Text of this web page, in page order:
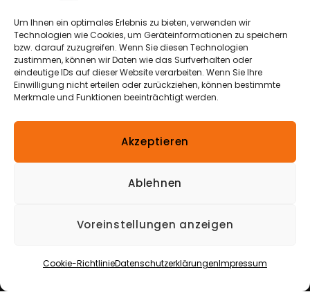
Um Ihnen ein optimales Erlebnis zu bieten, verwenden wir
Technologien wie Cookies, um Geräteinformationen zu speichern
bzw. darauf zuzugreifen. Wenn Sie diesen Technologien
zustimmen, können wir Daten wie das Surfverhalten oder
eindeutige IDs auf dieser Website verarbeiten. Wenn Sie Ihre
Einwilligung nicht erteilen oder zurückziehen, können bestimmte
Merkmale und Funktionen beeinträchtigt werden.
Akzeptieren
Ablehnen
Voreinstellungen anzeigen
Cookie-RichtlinieDatenschutzerklärungenImpressum
Bewertungen
Nutzungsbedingungen
Verpackungshinweis
Widerrufen
Widerrufsbelehrungen
Versandkosten
& -arten
Zahlungsmöglichkeiten
Impressum
– Halen
+49 174
870 1900
info@dtf-
*Alle Preise inkl. gesetzl. Mehrwertsteuer
zzgl.Versandkostenund ggf. Nachnahmegebühren,
wenn nicht anders beschrieben.
ursprünglichen Preis.
vorbehalten|Eine Webseite vonMiba Media e. K.